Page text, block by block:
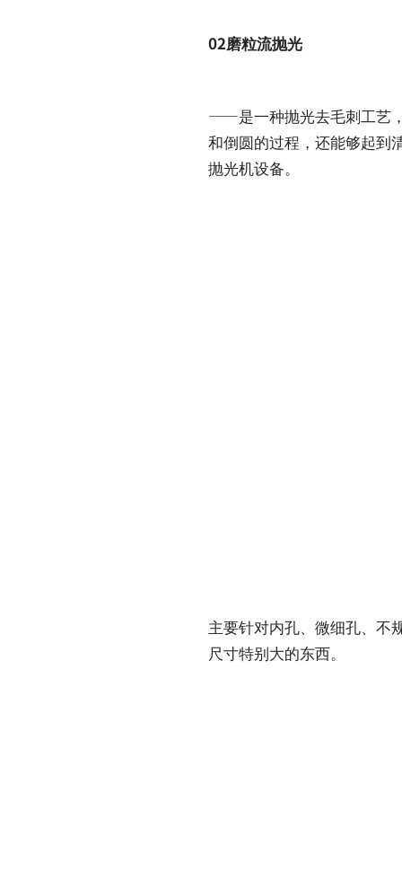
02磨粒流抛光
——是一种抛光去毛刺工艺
和倒圆的过程，还能够起到
抛光机设备。
主要针对内孔、微细孔、不
尺寸特别大的东西。